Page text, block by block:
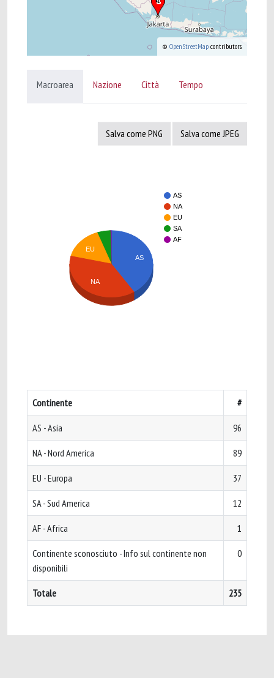
© OpenStreetMap contributors.
Macroarea Nazione Città Tempo
Salva come PNG Salva come JPEG
AS
NA
EU
SA
AF
AS
EU
NA
Continente #
AS - Asia 96
NA - Nord America 89
EU - Europa 37
SA - Sud America 12
AF - Africa 1
Continente sconosciuto - Info sul continente non
disponibili
0
Totale 235